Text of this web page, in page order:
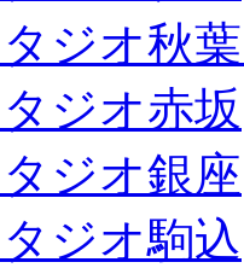
ジオ秋
ジオ赤坂
ジオ銀座
ジオ駒込